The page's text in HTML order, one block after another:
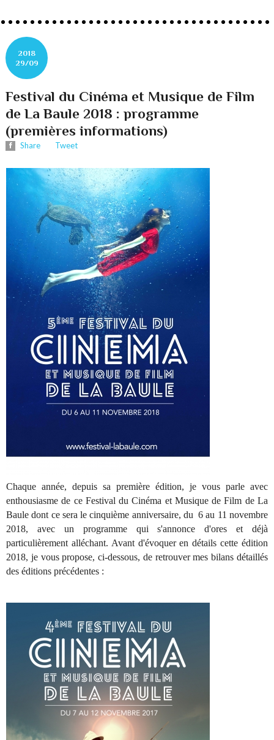
2018
29/09
Festival du Cinéma et Musique de Film
de La Baule 2018 : programme
(premières informations)
Share Tweet
Chaque année, depuis sa première édition, je vous parle avec
enthousiasme de ce Festival du Cinéma et Musique de Film de La
Baule dont ce sera le cinquième anniversaire, du 6 au 11 novembre
2018, avec un programme qui s'annonce d'ores et déjà
particulièrement alléchant. Avant d'évoquer en détails cette édition
2018, je vous propose, ci-dessous, de retrouver mes bilans détaillés
des éditions précédentes :